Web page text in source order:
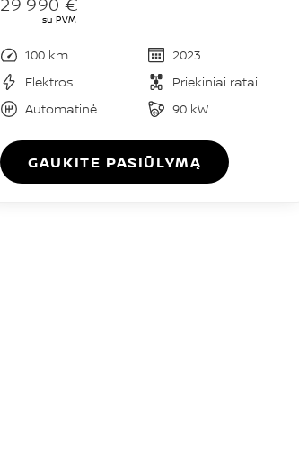
su PVM
100 km
2023
Elektros
Priekiniai ratai
Automatinė
90 kW
GAUKITE PASIŪLYMĄ